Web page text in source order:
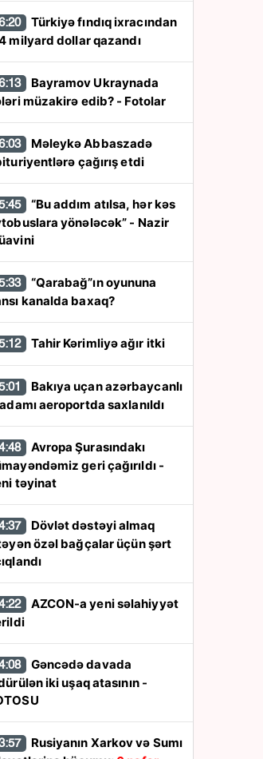
milyard dollar qazandı
müzakirə edib? - Fotolar
çağırış etdi
yönələcək” - Nazir
kanalda baxaq?
Tahir Kərimliyə ağır itki
aeroportda saxlanıldı
geri çağırıldı -
təyinat
özəl bağçalar üçün şərt
iki uşaq atasının -